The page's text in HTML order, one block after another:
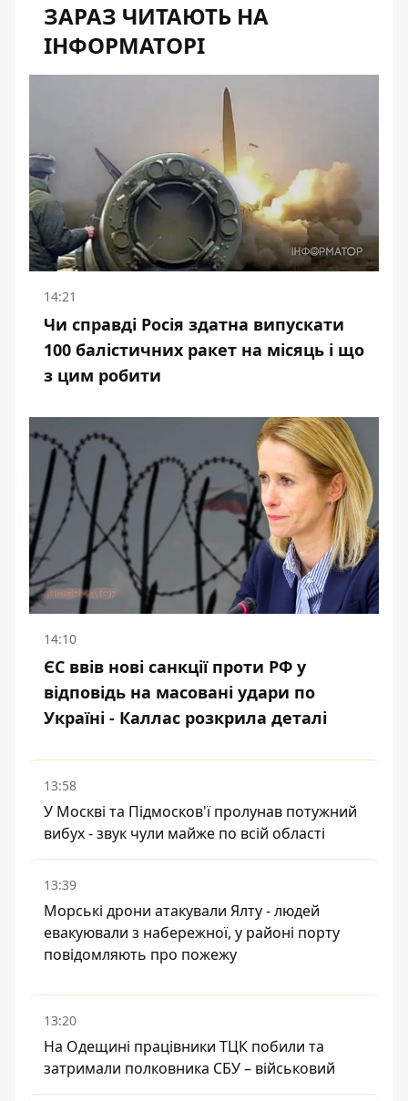
ЗАРАЗ ЧИТАЮТЬ НА
ІНФОРМАТОРІ
14:21
Чи справді Росія здатна випускати
100 балістичних ракет на місяць і що
з цим робити
14:10
ЄС ввів нові санкції проти РФ у
відповідь на масовані удари по
Україні - Каллас розкрила деталі
13:58
У Москві та Підмосков'ї пролунав потужний
вибух - звук чули майже по всій області
13:39
Морські дрони атакували Ялту - людей
евакуювали з набережної, у районі порту
повідомляють про пожежу
13:20
На Одещині працівники ТЦК побили та
затримали полковника СБУ – військовий